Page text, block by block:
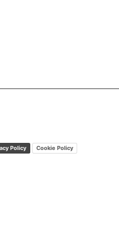
Policy Cookie Policy